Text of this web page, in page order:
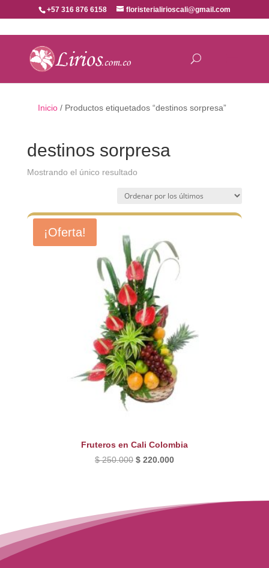
+57 316 876 6158 floristerialirioscali@gmail.com
Inicio/ Productos etiquetados “destinos sorpresa”
destinos sorpresa
Mostrando el único resultado
¡Oferta!
Fruteros en Cali Colombia
$250.000 El
$ 250.000.
$220.000El